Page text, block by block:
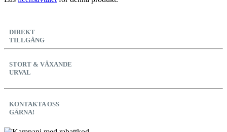
DIREKT
TILLGÅNG
STORT & VÄXANDE
URVAL
KONTAKTA OSS
GÄRNA!